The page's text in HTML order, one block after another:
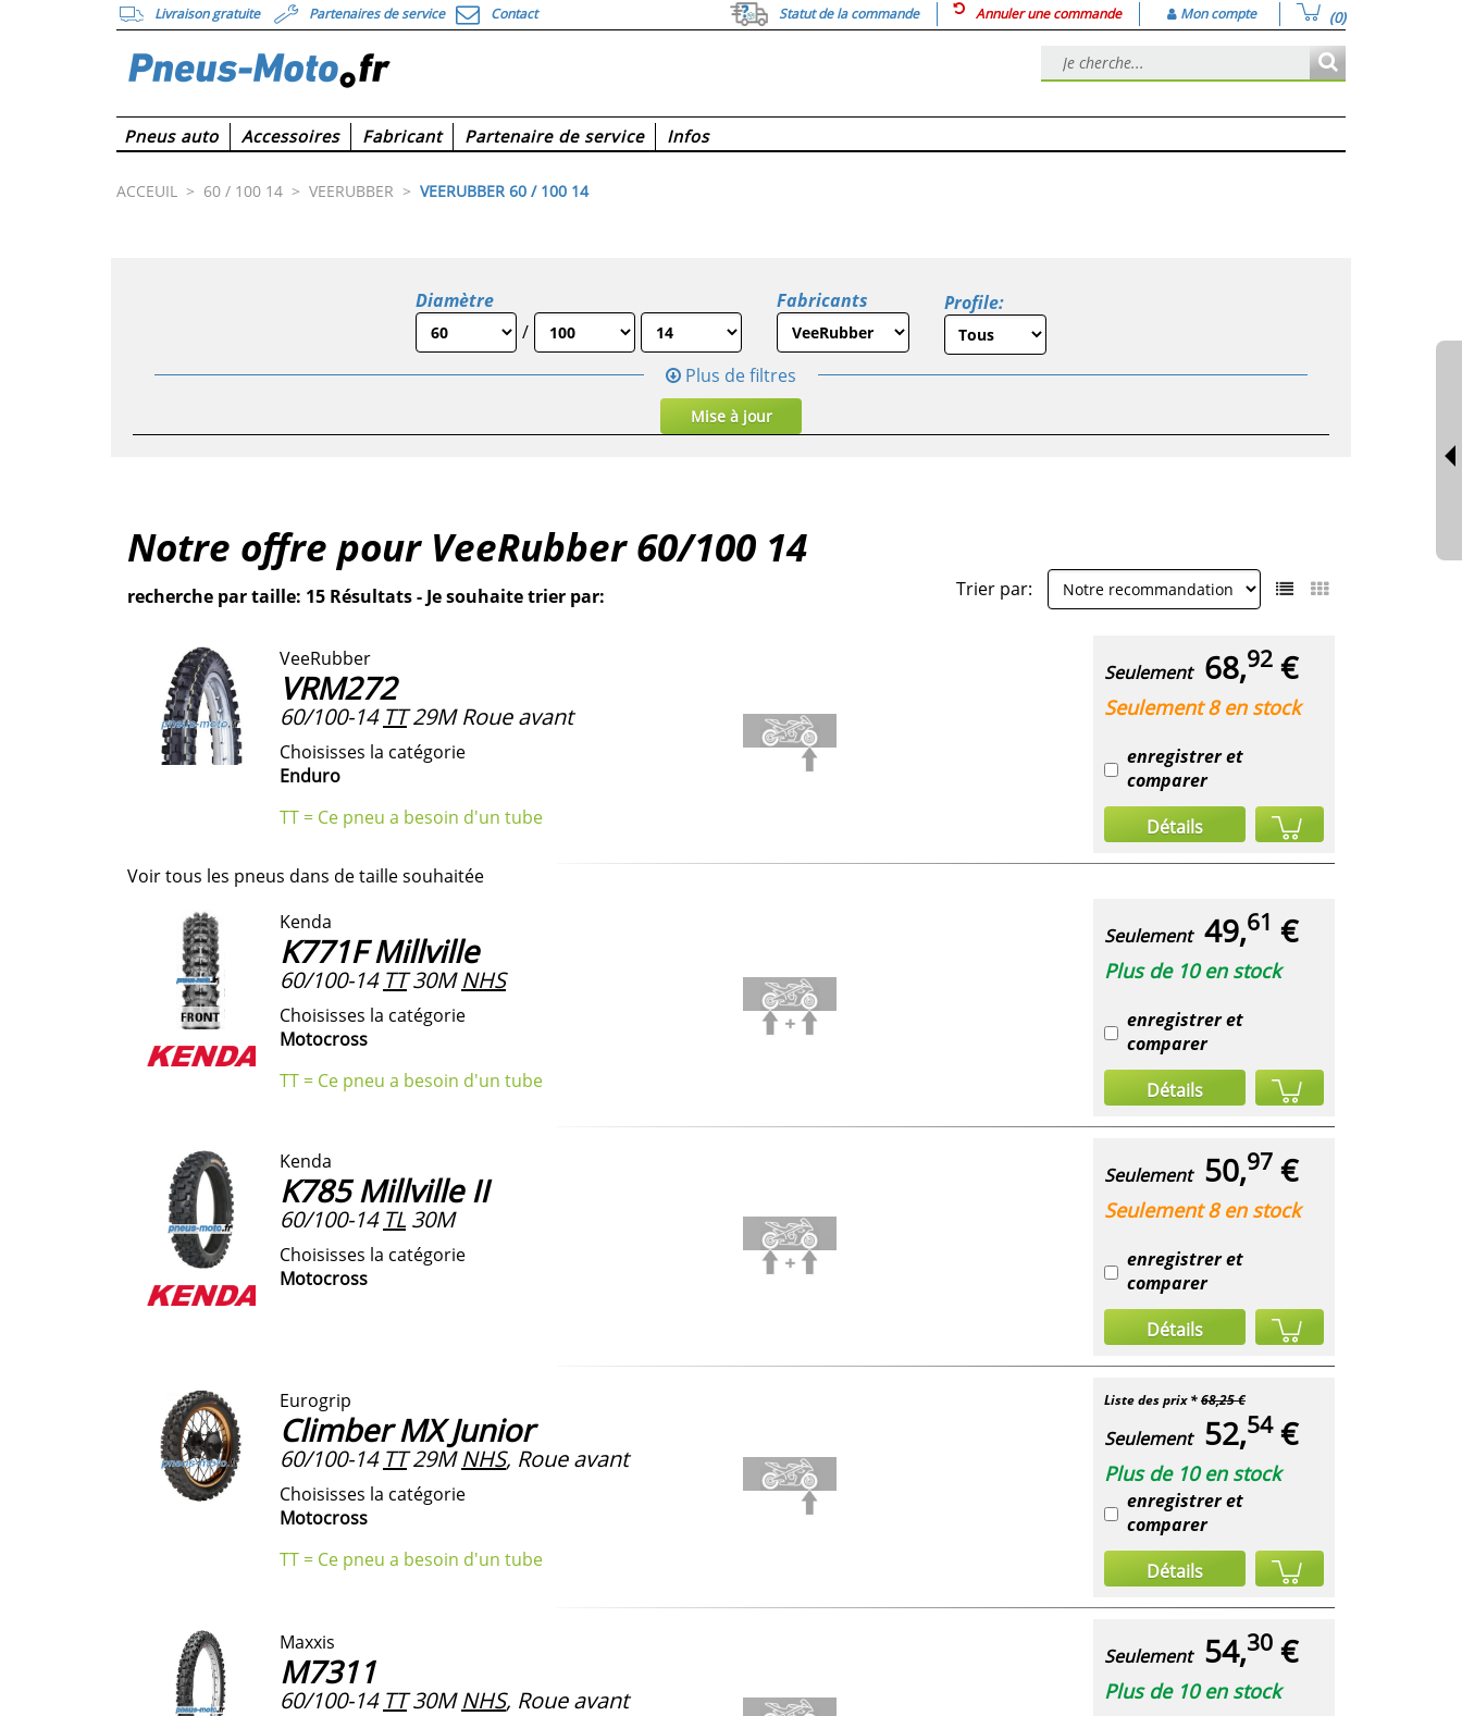
Livraison gratuite Partenaires de service Contact Statut de la commande Annuler une commande Mon compte (0)
Pneus auto Accessoires Fabricant Partenaire de service Infos
ACCEUIL > 60 / 100 14 > VEERUBBER > VEERUBBER 60 / 100 14
Diamètre
/
Fabricants Profile:
Plus de filtres
Mise à jour
Notre offre pour VeeRubber 60/100 14
recherche par taille: 15 Résultats - Je souhaite trier par: Trier par:
VeeRubber
VRM272
60/100-14 TT29M Roue avant
Choisisses la catégorie
Enduro
TT = Ce pneu a besoin d'un tube
Seulement 68,92 €
Seulement 8 en stock
enregistrer et
comparer
Détails
Voir tous les pneus dans de taille souhaitée
Kenda
K771F Millville
60/100-14 TT30M NHS
Choisisses la catégorie
Motocross
TT = Ce pneu a besoin d'un tube
Seulement 49,61 €
Plus de 10 en stock
enregistrer et
comparer
Détails
Kenda
K785 Millville II
60/100-14 TL30M
Choisisses la catégorie
Motocross
Seulement 50,97 €
Seulement 8 en stock
enregistrer et
comparer
Détails
Eurogrip
Climber MX Junior
60/100-14 TT29M NHS, Roue avant
Choisisses la catégorie
Motocross
TT = Ce pneu a besoin d'un tube
Liste des prix *68,25 €
Seulement 52,54€
Plus de 10 en stock
enregistrer et
comparer
Détails
Maxxis
M7311
60/100-14 TT30M NHS, Roue avant
Seulement 54,30 €
Plus de 10 en stock